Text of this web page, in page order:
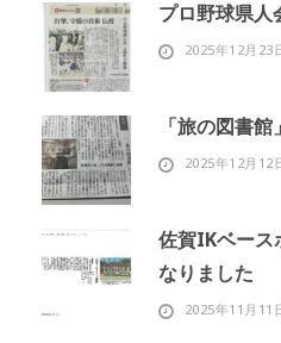
プロ野球県
2025年12月23
「旅の図書
2025年12月12
佐賀IKベー
なりました
2025年11月11